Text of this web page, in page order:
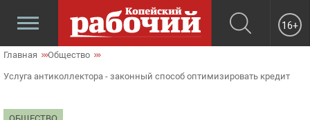
16+
Главная Общество
Услуга антиколлектора - законный способ оптимизировать кредит